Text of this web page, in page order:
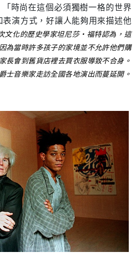
時尚在這個必須獨樹一格的世界
演方式，好讓人能夠用來描述他
文化的歷史學家坦尼莎・福特認為，這
為當時許多孩子的家境並不允許他們購
長會到舊貨店裡去買衣服導致不合身。
士音樂家走訪全國各地演出而蔓延開。